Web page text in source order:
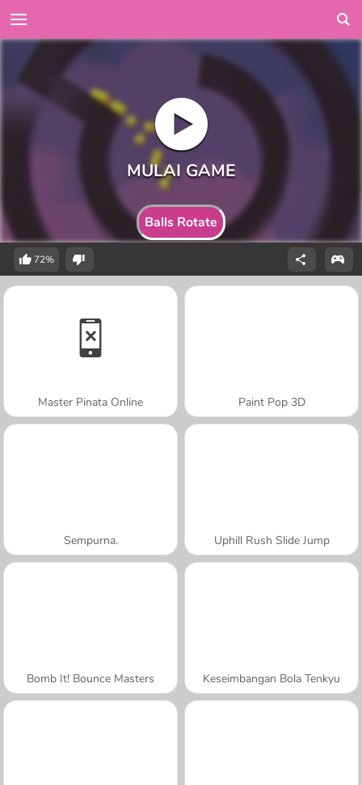
Balls Rotate
72%
Master Pinata Online Paint Pop 3D
Sempurna. Uphill Rush Slide Jump
Bomb It! Bounce Masters Keseimbangan Bola Tenkyu